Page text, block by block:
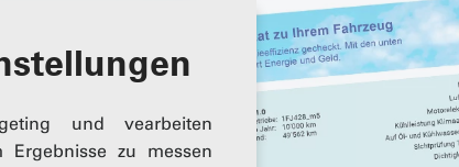
und vearbeiten
Ergebnisse zu messen